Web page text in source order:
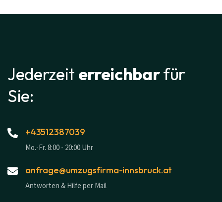
Jederzeit erreichbarfür
Sie:
+43512387039
Mo.-Fr. 8:00 - 20:00 Uhr
anfrage@umzugsfirma-innsbruck.at
Antworten & Hilfe per Mail